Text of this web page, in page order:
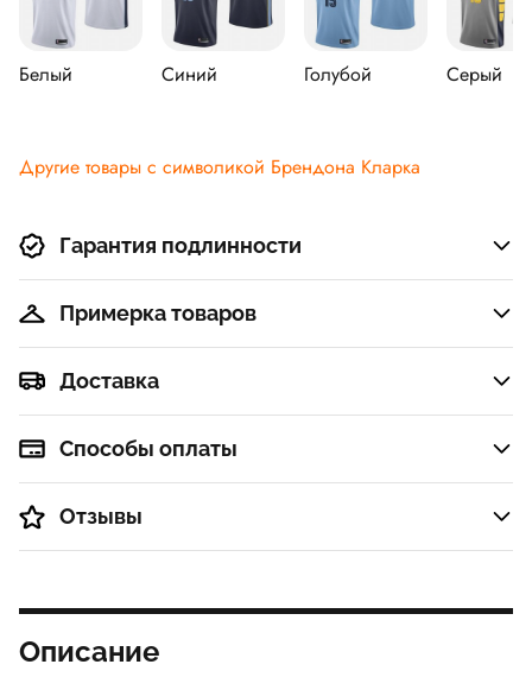
Белый Синий Голубой Серый
Другие товары с символикой Брендона Кларка
Гарантия подлинности
Примерка товаров
Доставка
Способы оплаты
Отзывы
Описание